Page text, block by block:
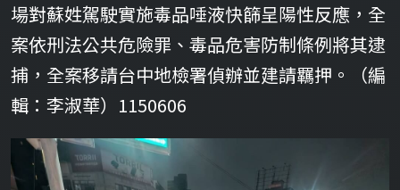
場對蘇姓駕駛實施毒品唾液快篩呈陽性反應，全
案依刑法公共危險罪、毒品危害防制條例將其逮
捕，全案移請台中地檢署偵辦並建請羈押。（編
輯：李淑華）1150606